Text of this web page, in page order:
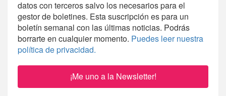
datos con terceros salvo los necesarios para el
gestor de boletines. Esta suscripción es para un
boletín semanal con las últimas noticias. Podrás
borrarte en cualquier momento. Puedes leer nuestra
política de privacidad.